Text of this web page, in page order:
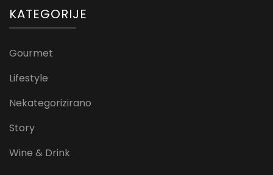
KATEGORIJE
Gourmet
Lifestyle
Nekategorizirano
Story
Wine & Drink